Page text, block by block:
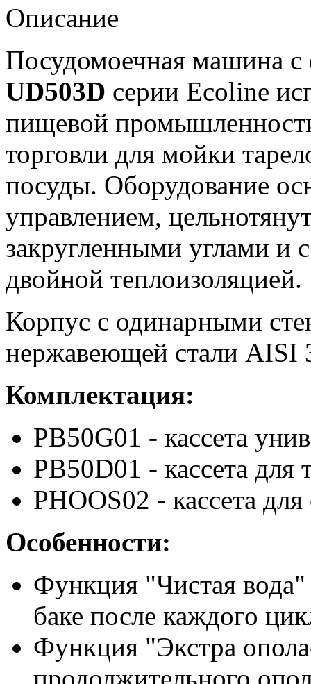
Описание
Посудомоечная машина с
UD503D серии Ecoline
пищевой
торговли для мойки
посуды. Оборудование
управлением,
закругленными углами и
двойной теплоизоляцией.
Корпус с одинарными
нержавеющей стали AISI
Комплектация:
PB50G01 - кассета
PB50D01 - кассета для
PHOOS02 - кассета
Особенности:
Функция "Чистая
баке после каждого
Функция "Экстра
продолжительного